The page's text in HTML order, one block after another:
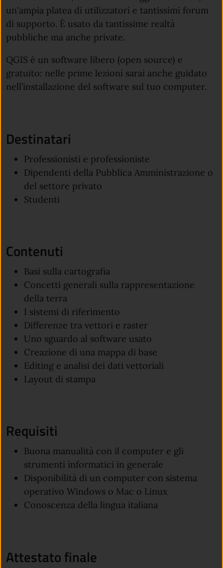
un'ampia platea di utilizzatori e tantissimi forum
di supporto. È usato da tantissime realtà
pubbliche ma anche private.
QGIS è un software libero (open source) e
gratuito: nelle prime lezioni sarai anche guidato
nell’installazione del software sul tuo computer.
Destinatari
Professionisti e professioniste
Dipendenti della Pubblica Amministrazione o
del settore privato
Studenti
Contenuti
Basi sulla cartografia
Concetti generali sulla rappresentazione
della terra
I sistemi di riferimento
Differenze tra vettori e raster
Uno sguardo al software usato
Creazione di una mappa di base
Editing e analisi dei dati vettoriali
Layout di stampa
Requisiti
Buona manualità con il computer e gli
strumenti informatici in generale
Disponibilità di un computer con sistema
operativo Windows o Mac o Linux
Conoscenza della lingua italiana
Attestato finale